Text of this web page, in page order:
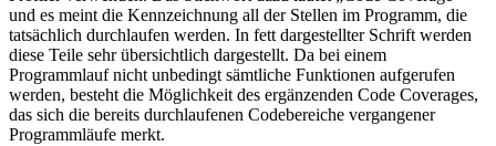
und es meint die Kennzeichnung all der Stellen im Programm, die
tatsächlich durchlaufen werden. In fett dargestellter Schrift werden
diese Teile sehr übersichtlich dargestellt. Da bei einem
Programmlauf nicht unbedingt sämtliche Funktionen aufgerufen
werden, besteht die Möglichkeit des ergänzenden Code Coverages,
das sich die bereits durchlaufenen Codebereiche vergangener
Programmläufe merkt.